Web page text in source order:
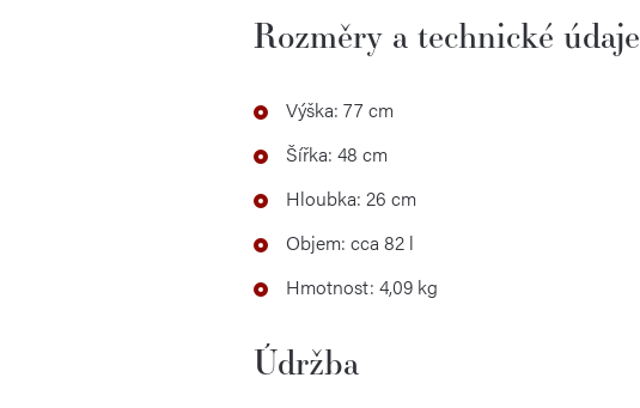
Rozměry a technické údaje
Výška: 77 cm
Šířka: 48 cm
Hloubka: 26 cm
Objem: cca 82 l
Hmotnost: 4,09 kg
Údržba